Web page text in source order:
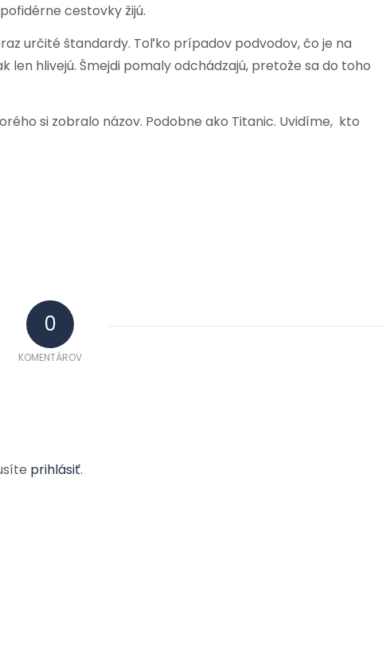
cestovky žijú.
určité štandardy. Toľko prípadov podvodov, čo je na
len hlivejú. Šmejdi pomaly odchádzajú, pretože sa do toho
si zobralo názov. Podobne ako Titanic. Uvidíme, kto
0
KOMENTÁROV
prihlásiť.